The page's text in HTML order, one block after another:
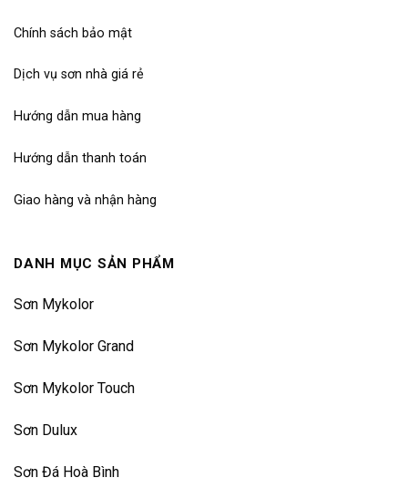
Chính sách bảo mật
Dịch vụ sơn nhà giá rẻ
Hướng dẫn mua hàng
Hướng dẫn thanh toán
Giao hàng và nhận hàng
DANH MỤC SẢN PHẨM
Sơn Mykolor
Sơn Mykolor Grand
Sơn Mykolor Touch
Sơn Dulux
Sơn Đá Hoà Bình